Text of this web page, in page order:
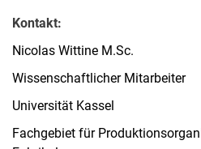
Kontakt:
Nicolas Wittine M.Sc.
Wissenschaftlicher Mitarbeiter
Universität Kassel
Fachgebiet für